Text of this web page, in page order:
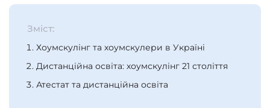
Зміст:
Хоумскулінг та хоумскулери в Україні
Дистанційна освіта: хоумскулінг 21 століття
Атестат та дистанційна освіта